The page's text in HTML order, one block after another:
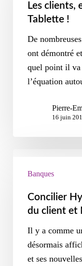
Les clients,
Tablette !
De
ont démontré
quel point il va
l’équation
Pierre-
16 juin
Banques
Concilier
du client et
Il y a comme
désormais
et ses